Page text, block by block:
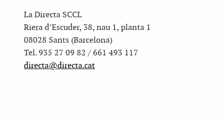
La Directa SCCL
Riera d’Escuder, 38, nau 1, planta 1
08028 Sants (Barcelona)
Tel. 935 27 09 82 / 661 493 117
directa@directa.cat